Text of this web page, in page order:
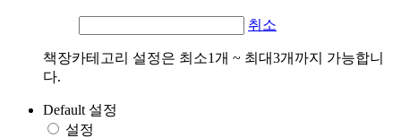
취소
책장카테고리 설정은 최소1개 ~ 최대3개까지 가능합니
다.
Default 설정
설정